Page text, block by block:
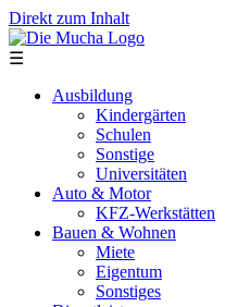
Direkt zum Inhalt
☰
Ausbildung
Kindergärten
Schulen
Sonstige
Universitäten
Auto & Motor
KFZ-Werkstätten
Bauen & Wohnen
Miete
Eigentum
Sonstiges